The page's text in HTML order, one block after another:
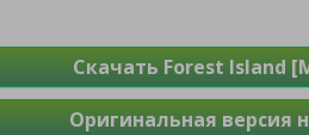
Скачать Forest Island
Оригинальная версия